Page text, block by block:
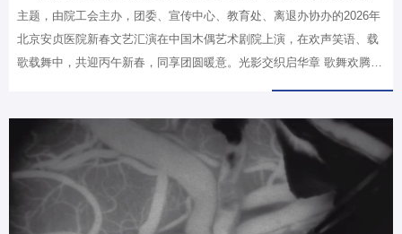
主题，由院工会主办，团委、宣传中心、教育处、离退办协办的2026年
北京安贞医院新春文艺汇演在中国木偶艺术剧院上演，在欢声笑语、载
歌载舞中，共迎丙午新春，同享团圆暖意。光影交织启华章 歌舞欢腾迎
智能语音带来的吴英恺院士原声，向全体观众送上新春祝福，将视角徐
徐切换到演出现场，拉开一段属于安贞人的团聚篇章。4位主持人携手
30位舞蹈演员带来开场歌舞《驰骋光年 春满安贞》，以蓬勃的朝气正式
揭开汇演帷幕。舞台上，机器人与演员同台共舞，精准的动作与流畅的
互动，瞬间点燃全场科技与艺术交织的新春氛围。随后，党委书记张宏